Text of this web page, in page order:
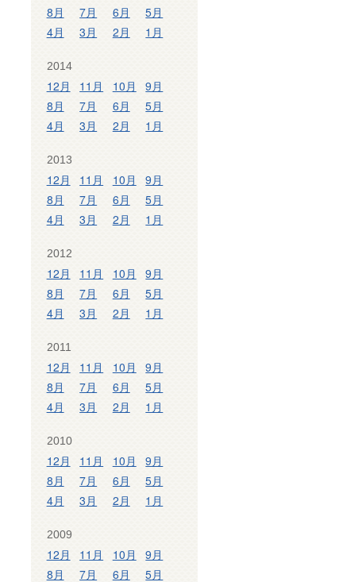
8月
7月 6月
5月
4月
3月 2月 1月
2014
12月 11月 10月
9月
8月
7月 6月
5月
4月
3月 2月 1月
2013
12月 11月 10月
9月
8月
7月 6月
5月
4月
3月 2月 1月
2012
12月 11月 10月
9月
8月
7月 6月
5月
4月
3月 2月 1月
2011
12月 11月 10月
9月
8月
7月 6月
5月
4月
3月 2月 1月
2010
12月 11月 10月
9月
8月
7月 6月
5月
4月
3月 2月 1月
2009
12月 11月 10月
9月
8月
7月 6月
5月